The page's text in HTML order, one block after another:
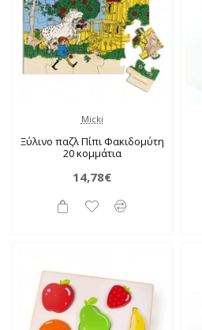
Micki
Ξύλινο παζλ Πίπι Φακιδομύτη
20 κομμάτια
14,78€